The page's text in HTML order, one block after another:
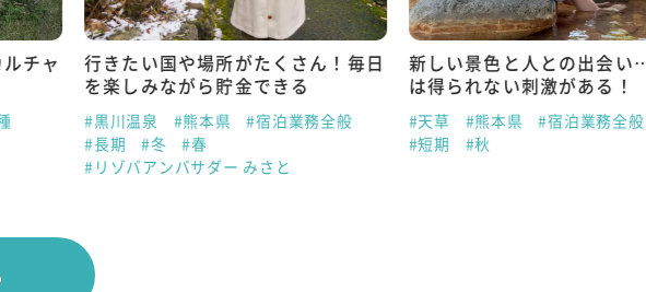
毎日
新しい景色と人との出会い…日常で
は得られない刺激がある！
#天草 #熊本県
#宿泊業務全般
#短期
#秋
リゾートバイトは価値観や
ムを一度リセットできる絶
#黒川温泉 #熊本県
#宿泊業
#短期
#冬